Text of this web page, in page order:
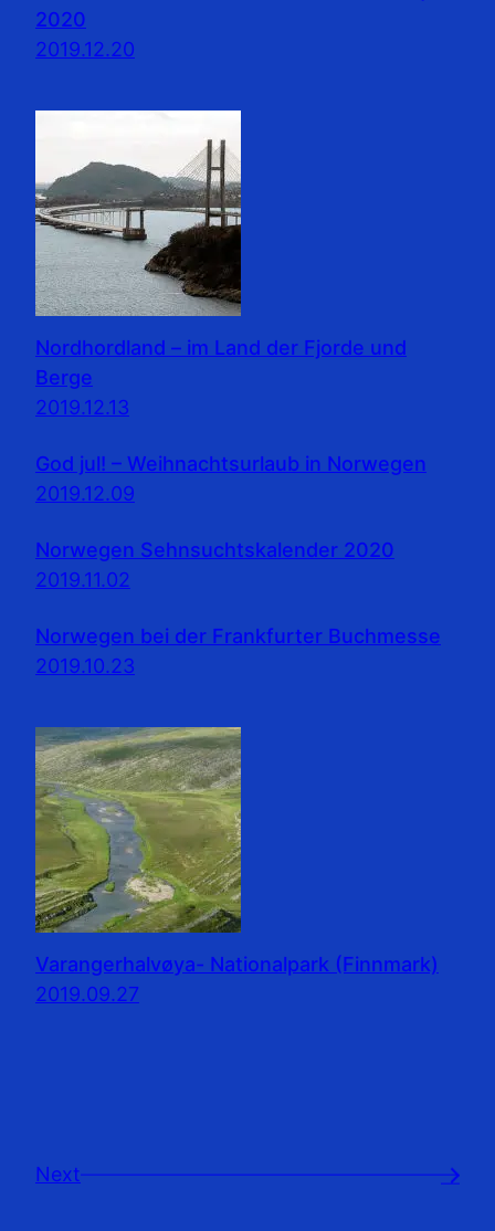
2020
2019.12.20
Nordhordland – im Land der Fjorde und
Berge
2019.12.13
God jul! – Weihnachtsurlaub in Norwegen
2019.12.09
Norwegen Sehnsuchtskalender 2020
2019.11.02
Norwegen bei der Frankfurter Buchmesse
2019.10.23
Varangerhalvøya- Nationalpark (Finnmark)
2019.09.27
Next →